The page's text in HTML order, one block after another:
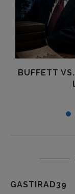
BUFFETT
GASTIRAD39